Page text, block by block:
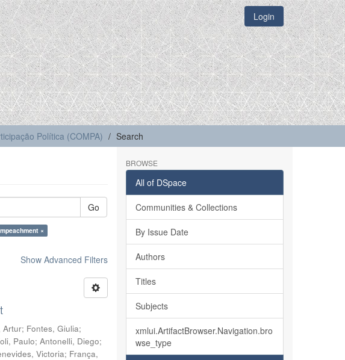
Login
Política (COMPA) Search
Go
×
Show Advanced Filters
Artur; Fontes, Giulia;
Paulo;Antonelli, Diego;
Victoria; França,
BROWSE
All of DSpace
Communities & Collections
By Issue Date
Authors
Titles
Subjects
xmlui.ArtifactBrowser.Navigation.bro
wse_type